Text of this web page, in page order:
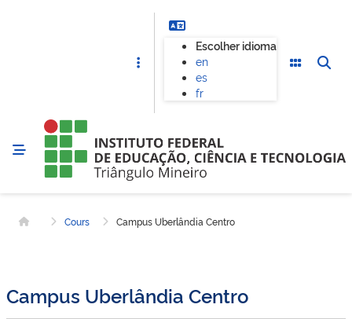
Escolher idioma
en
es
fr
Home Cours Campus Uberlândia Centro
Campus Uberlândia Centro